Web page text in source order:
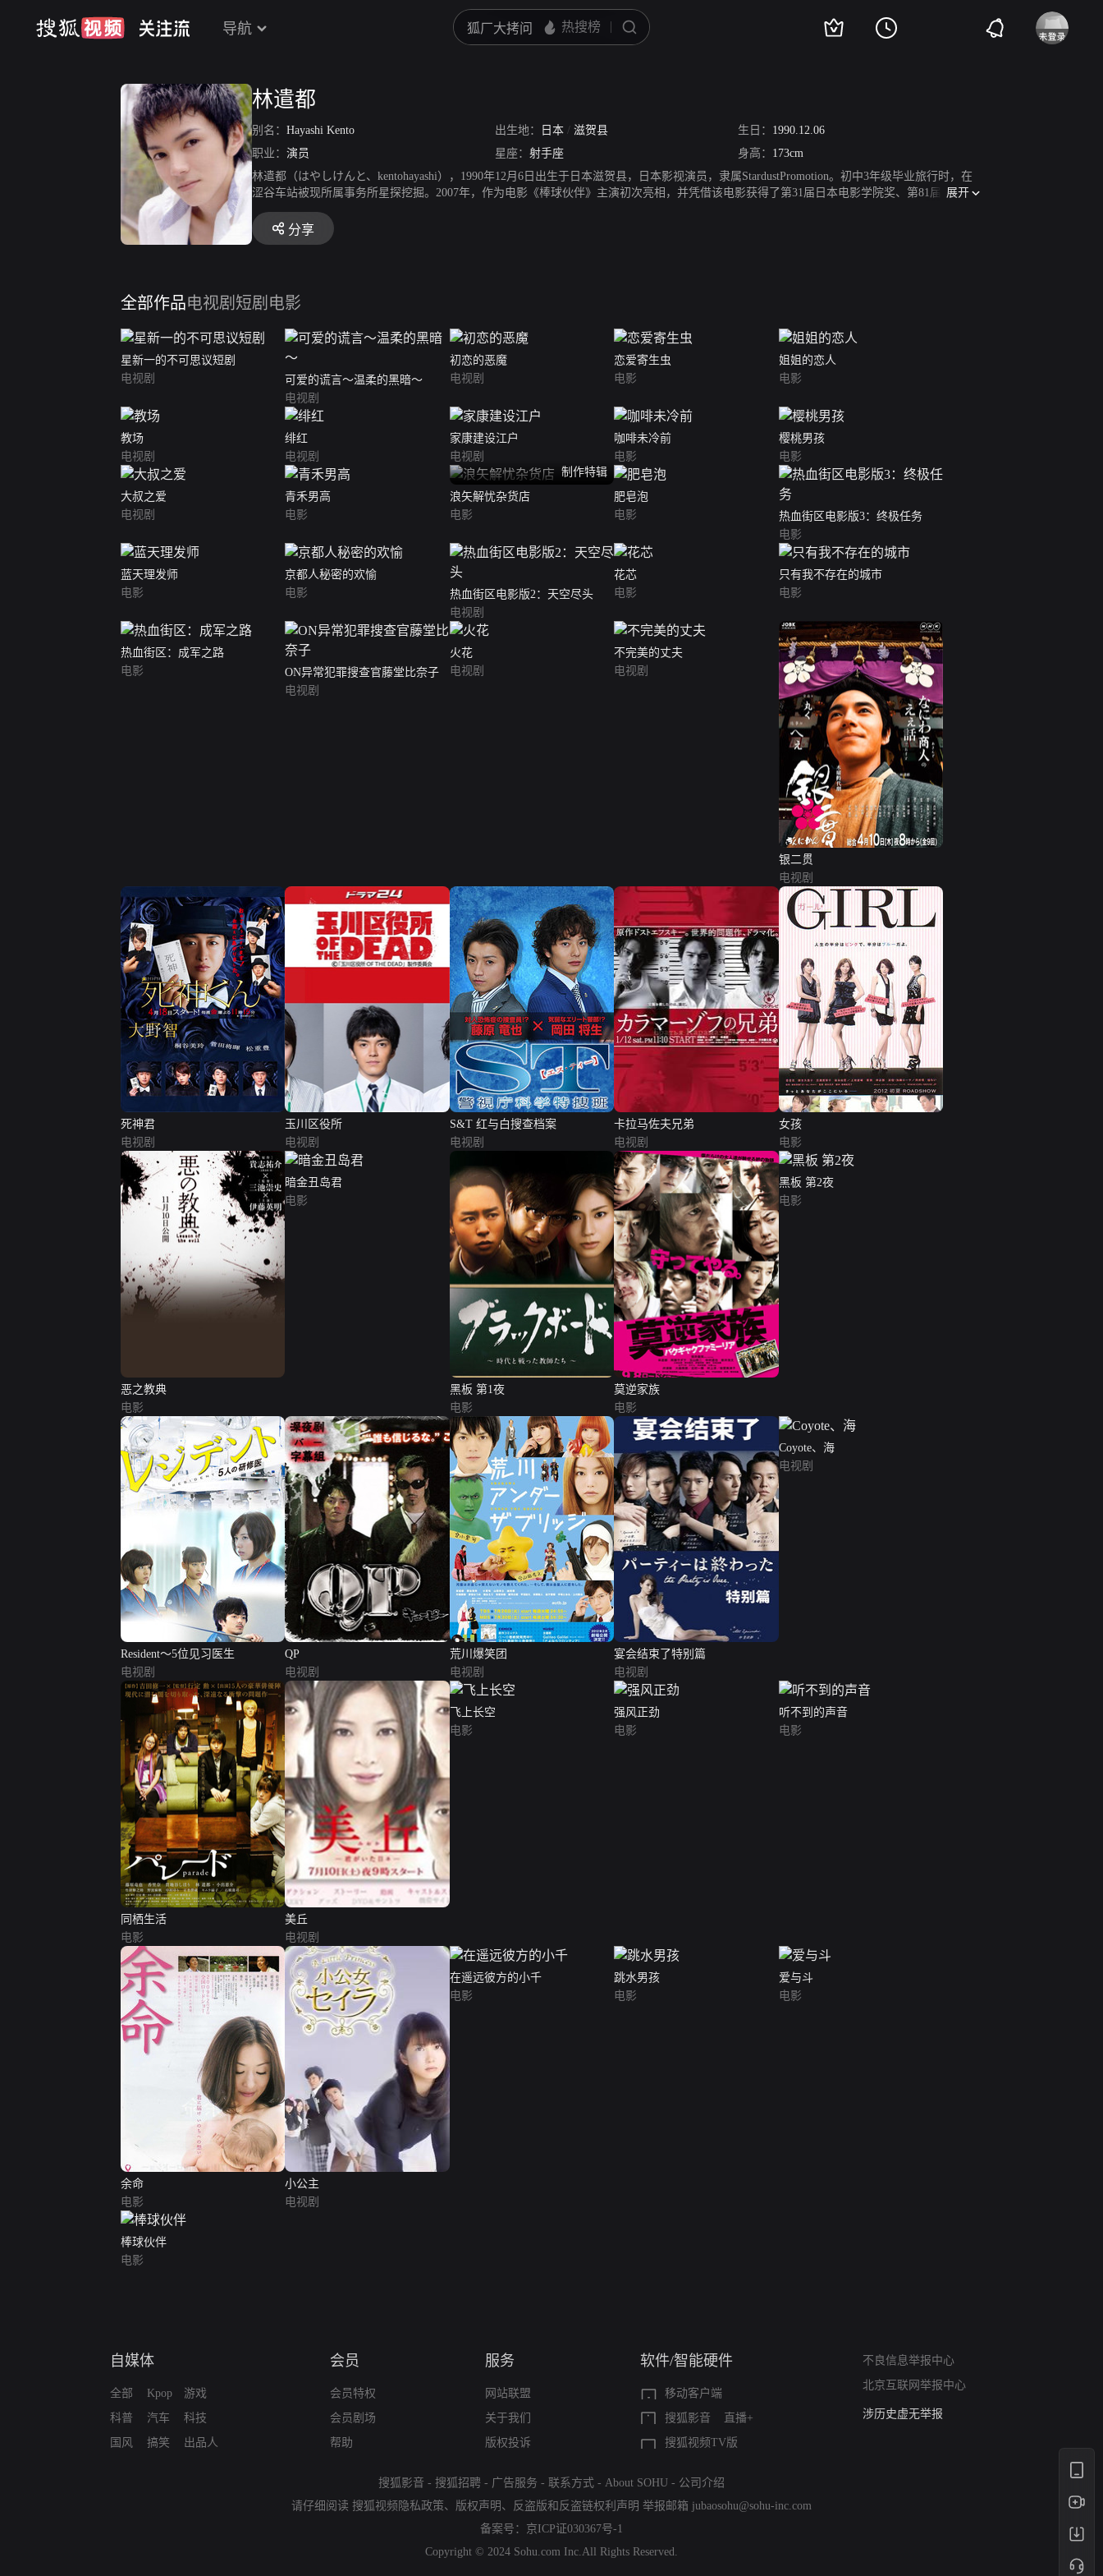
导航
林遣都
别名： Hayashi Kento 出生地： 日本 / 滋贺县 生日： 1990.12.06
职业： 演员 星座： 射手座 身高： 173cm
林遣都（はやしけんと、kentohayashi），1990年12月6日出生于日本滋贺县，日本影视演员，隶属StardustPromotion。初中3年级毕业旅行时，在
涩谷车站被现所属事务所星探挖掘。2007年，作为电影《棒球伙伴》主演初次亮相，并凭借该电影获得了第31届日本电影学院奖、第81届日本电
影旬报奖等多个新人奖。2008年，主演体育题材电影《跳水男孩》。2009年，主演体育片《强风吹拂》。2010年7月7日，其出演的电视剧《美
丘》播出。2011年，主演喜剧《荒川爆笑团》。2014年4月10日，其主演的NHK时代剧《银二贯》播出。2015年，他出演了NHK幻想大河剧《精
灵守护人》、漫改电影《苦中带甜的滋味》和热血动作剧《热血街区》。2016年，他参演了刑侦推理剧《ON异常犯罪搜查官藤堂比奈子》和电影
展开
分享
全部作品电视剧 短剧 电影
星新一的不可思议短剧
电视剧
可爱的谎言～温柔的黑暗～
电视剧
初恋的恶魔
电视剧
恋爱寄生虫
电影
姐姐的恋人
电影
教场
电视剧
绯红
电视剧
家康建设江户
电视剧
咖啡未冷前
电影
樱桃男孩
电影
大叔之爱
电视剧
青禾男高
电影
制作特辑
浪矢解忧杂货店
电影
肥皂泡
电影
热血街区电影版3：终极任务
电影
蓝天理发师
电影
京都人秘密的欢愉
电影
热血街区电影版2：天空尽头
电视剧
花芯
电影
只有我不存在的城市
电影
热血街区：成军之路
电影
ON异常犯罪搜查官藤堂比奈子
电视剧
火花
电视剧
不完美的丈夫
电视剧
银二贯
电视剧
死神君
电视剧
玉川区役所
电视剧
S&T 红与白搜查档案
电视剧
卡拉马佐夫兄弟
电视剧
女孩
电影
恶之教典
电影
暗金丑岛君
电影
黑板 第1夜
电影
莫逆家族
电影
黑板 第2夜
电影
Resident～5位见习医生
电视剧
QP
电视剧
荒川爆笑团
电视剧
宴会结束了特别篇
电视剧
Coyote、海
电视剧
同栖生活
电影
美丘
电视剧
飞上长空
电影
强风正劲
电影
听不到的声音
电影
余命
电影
小公主
电视剧
在遥远彼方的小千
电影
跳水男孩
电影
爱与斗
电影
棒球伙伴
电影
自媒体
全部
科普
国风
Kpop
汽车
搞笑
游戏
科技
出品人
会员
会员特权
会员剧场
帮助
服务
网站联盟
关于我们
版权投诉
软件/智能硬件
移动客户端
搜狐影音
直播+
搜狐视频TV版
不良信息举报中心
北京互联网举报中心
亚运会举报专区
涉历史虚无举报
搜狐影音 - 搜狐招聘 - 广告服务 - 联系方式 - About SOHU - 公司介绍
请仔细阅读 搜狐视频隐私政策、 版权声明 、 反盗版和反盗链权利声明 举报邮箱 jubaosohu@sohu-inc.com
备案号： 京ICP证030367号-1
Copyright © 2024 Sohu.com Inc.All Rights Reserved.